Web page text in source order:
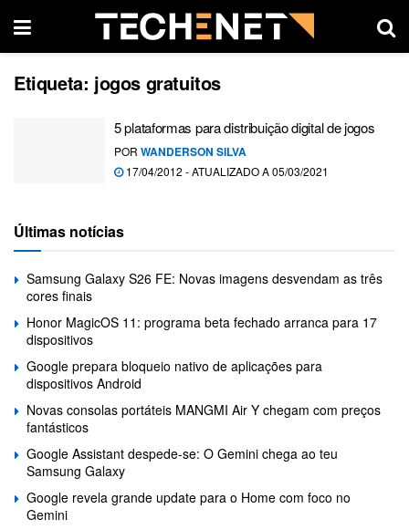
Etiqueta: jogos gratuitos
5 plataformas para distribuição digital de jogos
POR WANDERSON SILVA
17/04/2012 - ATUALIZADO A 05/03/2021
Últimas notícias
Samsung Galaxy S26 FE: Novas imagens desvendam as três
cores finais
Honor MagicOS 11: programa beta fechado arranca para 17
dispositivos
Google prepara bloqueio nativo de aplicações para
dispositivos Android
Novas consolas portáteis MANGMI Air Y chegam com preços
fantásticos
Google Assistant despede-se: O Gemini chega ao teu
Samsung Galaxy
Google revela grande update para o Home com foco no
Gemini